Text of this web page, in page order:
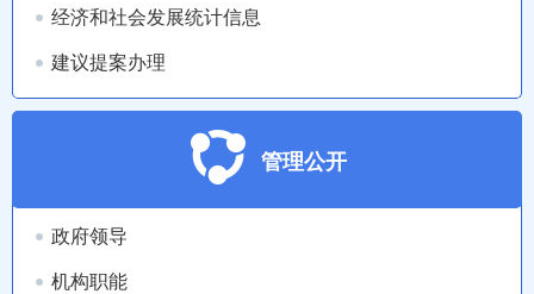
经济和社会发展统计信息
建议提案办理
管理公开
政府领导
机构职能